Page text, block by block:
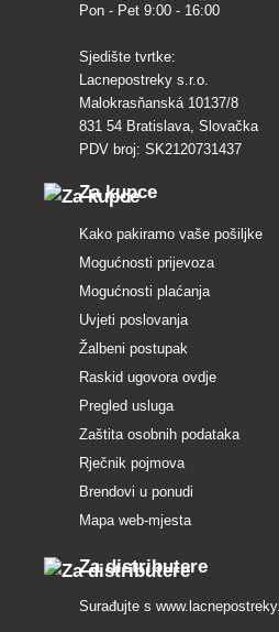
Pon - Pet 9:00 - 16:00
Sjedište tvrtke:
Lacnepostreky s.r.o.
Malokrasňanská 10137/8
831 54 Bratislava, Slovačka
PDV broj: SK2120731437
Za kupce
Kako pakiramo vaše pošiljke
Mogućnosti prijevoza
Mogućnosti plaćanja
Uvjeti poslovanja
Žalbeni postupak
Raskid ugovora ovdje
Pregled usluga
Zaštita osobnih podataka
Rječnik pojmova
Brendovi u ponudi
Mapa web-mjesta
Za distributere
Surađujte s